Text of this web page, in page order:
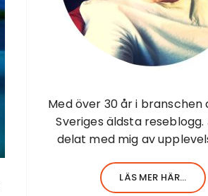
Med över 30 år i branschen
Sveriges äldsta reseblogg.
delat med mig av
första resesidan från
en stor erfarenhet av allt
LÄS MER HÄR...